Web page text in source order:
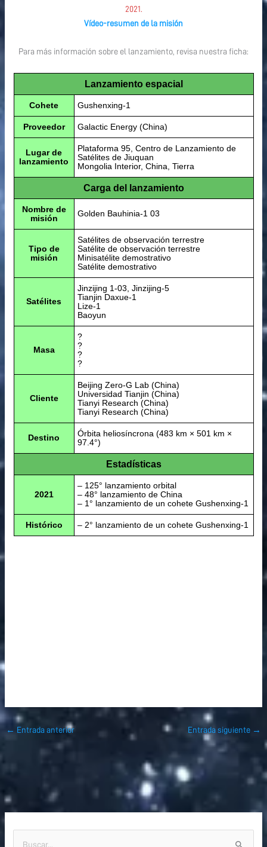
2021.
Vídeo-resumen de la misión
Para más información sobre el lanzamiento, revisa nuestra ficha:
Lanzamiento espacial
Cohete Gushenxing-1
Proveedor Galactic Energy (China)
Lugar de
lanzamiento
Plataforma 95, Centro de Lanzamiento de
Satélites de Jiuquan
Mongolia Interior, China, Tierra
Carga del lanzamiento
Nombre de
misión
Golden Bauhinia-1 03
Tipo de
misión
Satélites de observación terrestre
Satélite de observación terrestre
Minisatélite demostrativo
Satélite demostrativo
Satélites
Jinzijing 1-03, Jinzijing-5
Tianjin Daxue-1
Lize-1
Baoyun
Masa
?
?
?
?
Cliente
Beijing Zero-G Lab (China)
Universidad Tianjin (China)
Tianyi Research (China)
Tianyi Research (China)
Destino
Órbita heliosíncrona (483 km × 501 km ×
97.4°)
Estadísticas
2021
– 125° lanzamiento orbital
– 48° lanzamiento de China
– 1° lanzamiento de un cohete Gushenxing-1
Histórico – 2° lanzamiento de un cohete Gushenxing-1
← Entrada anterior Entrada siguiente →